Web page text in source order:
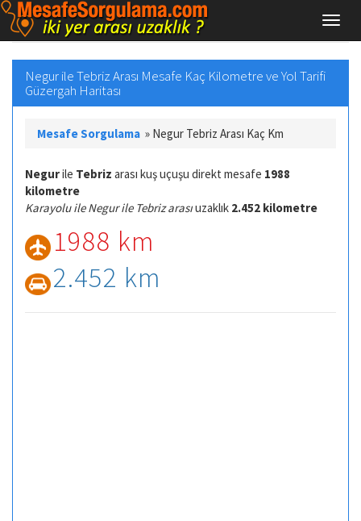
Negur ile Tebriz Arası Mesafe Kaç Kilometre ve Yol Tarifi
Güzergah Haritası
Mesafe Sorgulama » Negur Tebriz Arası Kaç Km
Negurile Tebriz arası kuş uçuşu direkt mesafe 1988
kilometre
Karayolu ile Negur ile Tebriz arasıuzaklık 2.452 kilometre
1988 km
2.452 km